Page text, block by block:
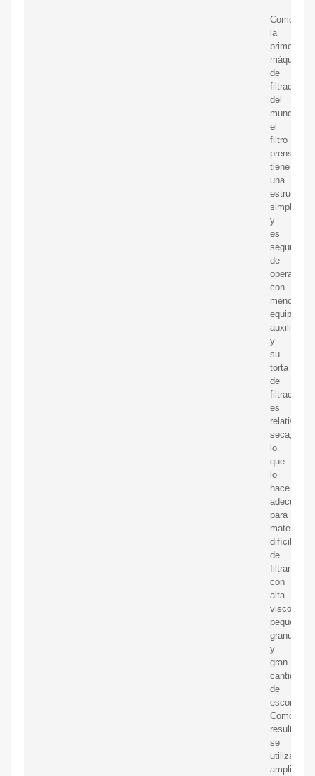
Como
la
primera
máquina
de
filtrado
del
mundo,
el
filtro
prensa
tiene
una
estructura
simple
y
es
seguro
de
operar
con
menos
equipo
auxiliar.
y
su
torta
de
filtración
es
seca,
lo
que
lo
hace
adecuado
para
materiales
difíciles
de
filtrar
con
alta
pequeña
y
gran
cantidad
de
escoria.
Como
resultado,
se
utiliza